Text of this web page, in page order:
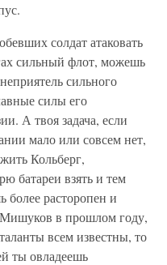
солдат атаковать
сильный флот, можешь
сильного
силы его
А твоя задача, если
мало или совсем нет,
Кольберг,
батареи взять и тем
более расторопен и
в прошлом году,
всем известны, то
ты овладеешь